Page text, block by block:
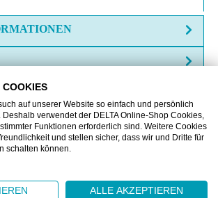
auch
COOKIES
auf unserer Website so einfach und persönlich
verwendet der DELTA Online-Shop Cookies,
Funktionen erforderlich sind. Weitere Cookies
und stellen sicher, dass wir und Dritte für
schalten können.
ALLE AKZEPTIEREN